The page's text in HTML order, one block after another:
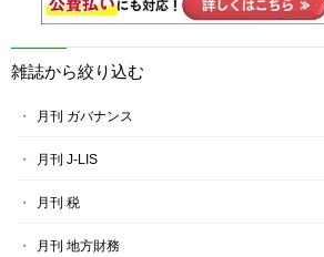
雑誌から絞り込む
月刊 ガバナンス
月刊 J-LIS
月刊 税
月刊 地方財務